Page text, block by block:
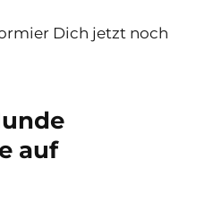
Dich jetzt noch
auf